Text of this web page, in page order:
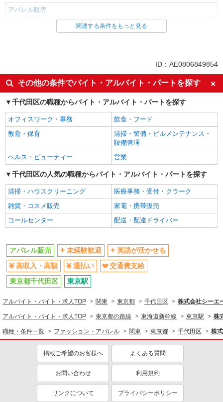
アパレル販売
同じ雇用形態から東京駅の求人を探す
未経験歓迎
英語が活かせる
高収入・高額
週払い
交通費支給
同じ職種から求人を探す
ファッション・アパレル
アパレル販売
同じ特徴から求人を探す
未経験歓迎
英語が活かせる
交通費支給
関連する条件をもっと見る
ID：AE0806849854
その他の条件でバイト・アルバイト・パートを探す
千代田区の職種からバイト・アルバイト・パートを探す
オフィスワーク・事務
飲食・フード
教育・保育
清掃・警備・ビルメンテナンス・
設備管理
ヘルス・ビューティー
営業
千代田区の人気の職種からバイト・アルバイト・パートを探す
清掃・ハウスクリーニング
医療事務・受付・クラーク
雑貨・コスメ販売
家電・携帯販売
コールセンター
配送・配達ドライバー
アパレル販売 未経験歓迎
英語が活かせる
高収入・高額
週払い
交通費支給
東京都千代田区
東京駅
アルバイト・バイト・求人TOP 関東 東京都 千代田区 株式会社シーエ
アルバイト・バイト・求人TOP 東京都の路線 東海道新幹線 東京駅 株
職種・条件一覧 ファッション・アパレル 関東 東京都 千代田区 株
掲載ご希望のお客様へ よくある質問
お問い合わせ 利用規約
リンクについて プライバシーポリシー